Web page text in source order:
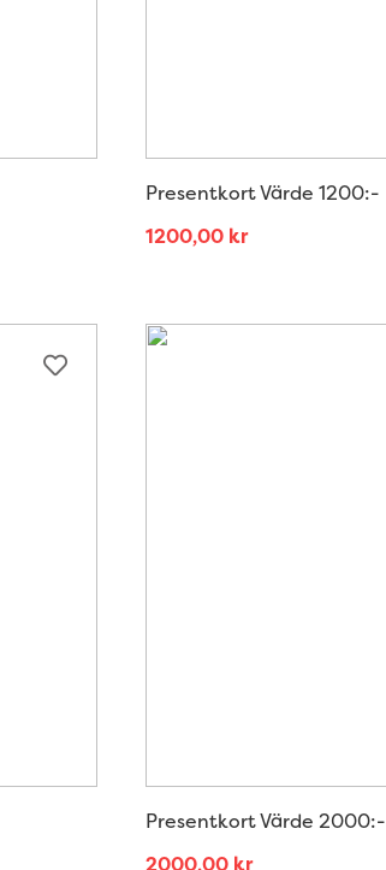
Presentkort Värde 1200:-
1200,00 kr
Presentkort Värde 2000:-
2000,00 kr